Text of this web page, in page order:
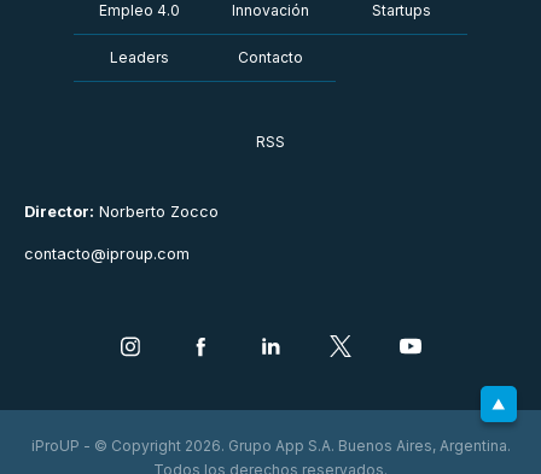
Director: Norberto Zocco
contacto@iproup.com
Empleo 4.0 Innovación Startups
Leaders Contacto
RSS
iProUP - © Copyright 2026. Grupo App S.A. Buenos Aires, Argentina.
Todos los derechos reservados.